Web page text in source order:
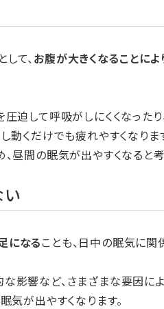
て、お腹が大きくなることによ
迫して呼吸がしにくくなった
動くだけでも疲れやすくなり
昼間の眠気が出やすくなると考
になることも、日中の眠気に関
影響など、さまざまな要因に
気が出やすくなります。